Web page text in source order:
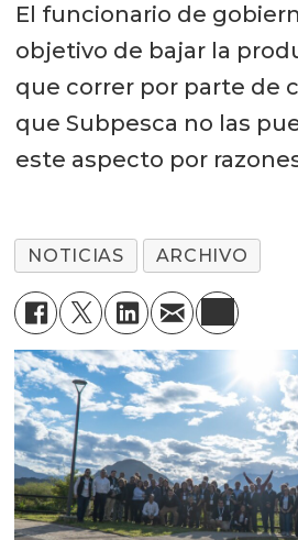
El funcionario de
objetivo de bajar la
que correr por parte de
que Subpesca no las
este aspecto por
NOTICIAS ARCHIVO